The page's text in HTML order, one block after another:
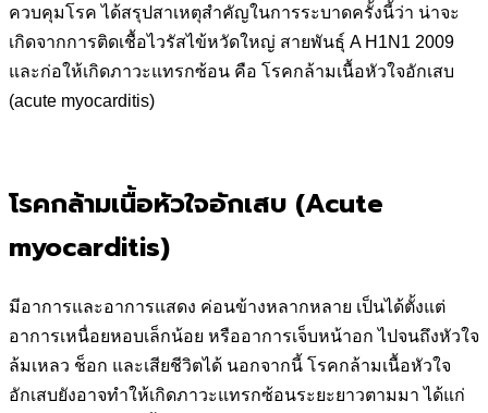
ควบคุมโรค ได้สรุปสาเหตุสำคัญในการระบาดครั้งนี้ว่า น่าจะ
เกิดจากการติดเชื้อไวรัสไข้หวัดใหญ่ สายพันธุ์ A H1N1 2009
และก่อให้เกิดภาวะแทรกซ้อน คือ โรคกล้ามเนื้อหัวใจอักเสบ
(acute myocarditis)
โรคกล้ามเนื้อหัวใจอักเสบ (Acute
myocarditis)
มีอาการและอาการแสดง ค่อนข้างหลากหลาย เป็นได้ตั้งแต่
อาการเหนื่อยหอบเล็กน้อย หรืออาการเจ็บหน้าอก ไปจนถึงหัวใจ
ล้มเหลว ช็อก และเสียชีวิตได้ นอกจากนี้ โรคกล้ามเนื้อหัวใจ
อักเสบยังอาจทำให้เกิดภาวะแทรกซ้อนระยะยาวตามมา ได้แก่